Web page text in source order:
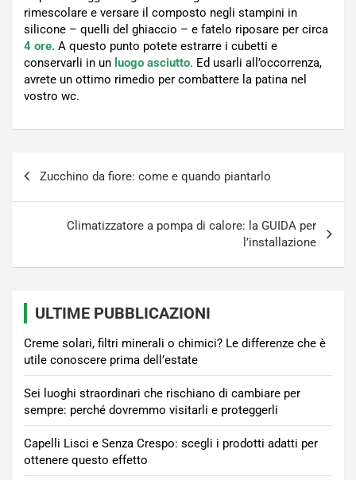
rimescolare e versare il composto negli stampini in
silicone – quelli del ghiaccio – e fatelo riposare per circa
4 ore. A questo punto potete estrarre i cubetti e
conservarli in un luogo asciutto. Ed usarli all’occorrenza,
avrete un ottimo rimedio per combattere la patina nel
vostro wc.
Zucchino da fiore: come e quando piantarlo
Climatizzatore a pompa di calore: la GUIDA per
l’installazione
ULTIME PUBBLICAZIONI
Creme solari, filtri minerali o chimici? Le differenze che è
utile conoscere prima dell’estate
Sei luoghi straordinari che rischiano di cambiare per
sempre: perché dovremmo visitarli e proteggerli
Capelli Lisci e Senza Crespo: scegli i prodotti adatti per
ottenere questo effetto